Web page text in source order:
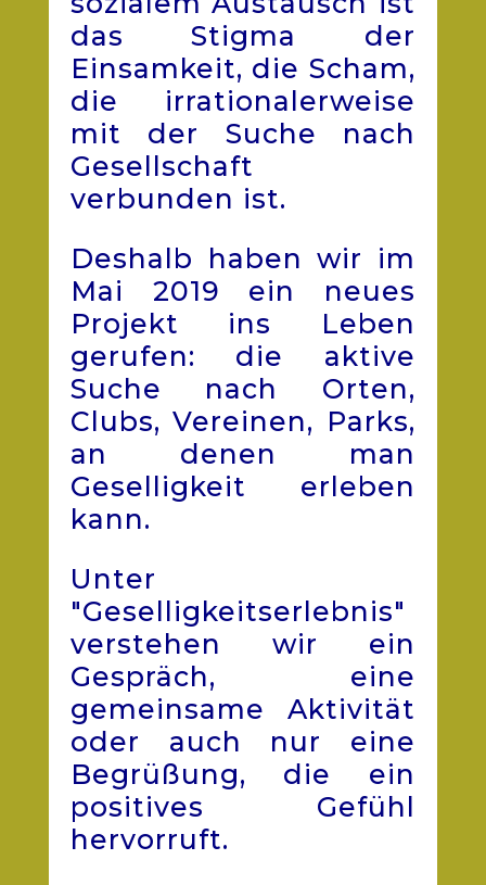
das Stigma der
Einsamkeit, die Scham,
die irrationalerweise
mit der Suche nach
Gesellschaft
verbunden ist.
Deshalb haben wir im
Mai 2019 ein neues
Projekt ins Leben
gerufen: die aktive
Suche nach Orten,
Clubs, Vereinen, Parks,
an denen man
Geselligkeit erleben
kann.
Unter
"Geselligkeitserlebnis"
verstehen wir ein
Gespräch, eine
gemeinsame Aktivität
oder auch nur eine
Begrüßung, die ein
positives Gefühl
hervorruft.